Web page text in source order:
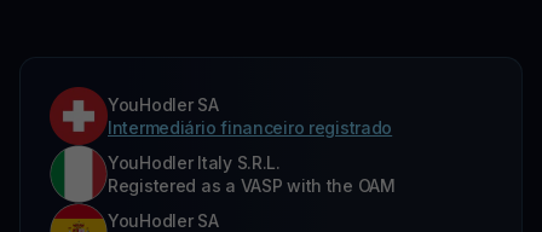
YouHodler SA
Intermediário financeiro registrado
YouHodler Italy S.R.L.
Registered as a VASP with the OAM
YouHodler SA